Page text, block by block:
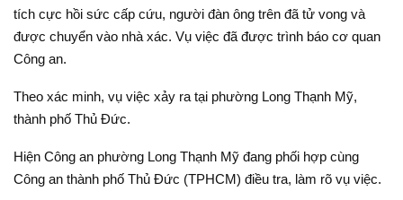
tích cực hồi sức cấp cứu, người đàn ông trên đã tử vong và
được chuyển vào nhà xác. Vụ việc đã được trình báo cơ quan
Công an.
Theo xác minh, vụ việc xảy ra tại phường Long Thạnh Mỹ,
thành phố Thủ Đức.
Hiện Công an phường Long Thạnh Mỹ đang phối hợp cùng
Công an thành phố Thủ Đức (TPHCM) điều tra, làm rõ vụ việc.